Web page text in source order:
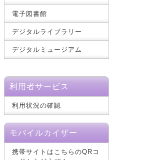
電子図書館
デジタルライブラリー
デジタルミュージアム
利用者サービス
利用状況の確認
モバイルカイザー
携帯サイトはこちらのQRコ